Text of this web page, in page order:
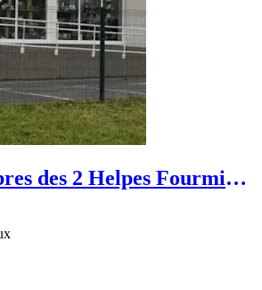
des 2 Helpes Fourmies